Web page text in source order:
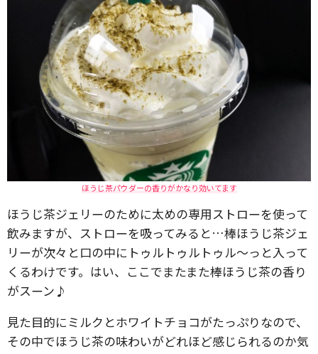
ほうじ茶パウダーの香りがかなり効いてます
ほうじ茶ジェリーのために太めの専用ストローを使って
飲みますが、ストローを吸ってみると…棒ほうじ茶ジェ
リーが次々と口の中にトゥルトゥルトゥル〜っと入って
くるわけです。はい、ここでまたまた棒ほうじ茶の香り
がスーン♪
見た目的にミルクとホワイトチョコがたっぷりなので、
その中でほうじ茶の味わいがどれほど感じられるのか気